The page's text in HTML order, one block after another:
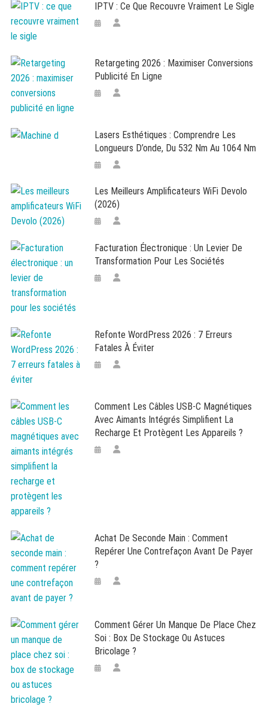
IPTV : Ce Que Recouvre Vraiment Le Sigle
Retargeting 2026 : Maximiser Conversions
Publicité En Ligne
Lasers Esthétiques : Comprendre Les
Longueurs D’onde, Du 532 Nm Au 1064 Nm
Les Meilleurs Amplificateurs WiFi Devolo
(2026)
Facturation Électronique : Un Levier De
Transformation Pour Les Sociétés
Refonte WordPress 2026 : 7 Erreurs
Fatales À Éviter
Comment Les Câbles USB-C Magnétiques
Avec Aimants Intégrés Simplifient La
Recharge Et Protègent Les Appareils ?
Achat De Seconde Main : Comment
Repérer Une Contrefaçon Avant De Payer
?
Comment Gérer Un Manque De Place Chez
Soi : Box De Stockage Ou Astuces
Bricolage ?